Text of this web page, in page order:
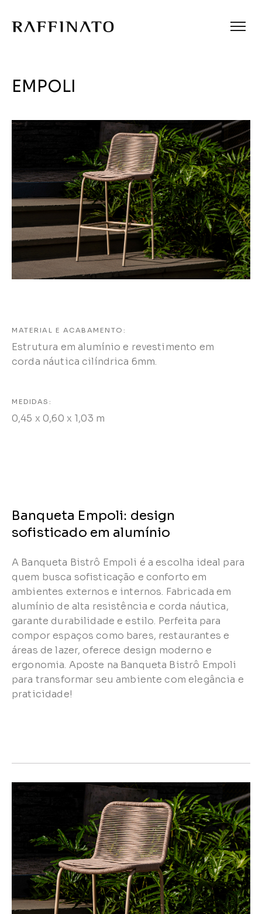
EMPOLI
MATERIAL E ACABAMENTO:
Estrutura em alumínio e revestimento em
corda náutica cilíndrica 6mm.
MEDIDAS:
0,45 x 0,60 x 1,03 m
Banqueta Empoli: design
sofisticado em alumínio
A Banqueta Bistrô Empoli é a escolha ideal para
quem busca sofisticação e conforto em
ambientes externos e internos. Fabricada em
alumínio de alta resistência e corda náutica,
garante durabilidade e estilo. Perfeita para
compor espaços como bares, restaurantes e
áreas de lazer, oferece design moderno e
ergonomia. Aposte na Banqueta Bistrô Empoli
para transformar seu ambiente com elegância e
praticidade!